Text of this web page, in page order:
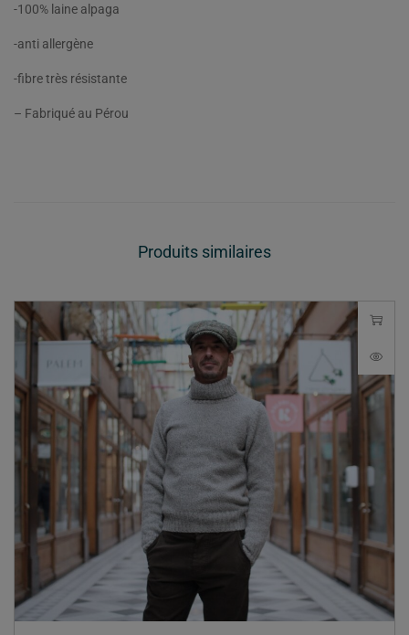
-100% laine alpaga
-anti allergène
-fibre très résistante
– Fabriqué au Pérou
Produits similaires